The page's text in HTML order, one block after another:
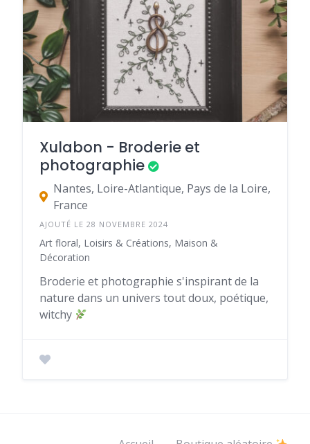
Xulabon - Broderie et
photographie
Nantes, Loire-Atlantique, Pays de la Loire,
France
AJOUTÉ LE 28 NOVEMBRE 2024
Art floral, Loisirs & Créations, Maison &
Décoration
Broderie et photographie s'inspirant de la
nature dans un univers tout doux, poétique,
witchy